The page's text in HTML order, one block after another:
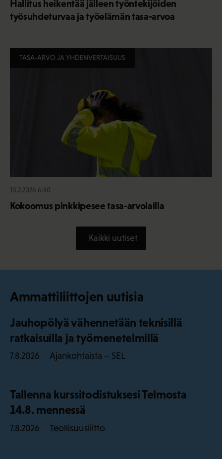
Hallitus heikentää jälleen työntekijöiden
työsuhdeturvaa ja työelämän tasa-arvoa
TASA-ARVO JA YHDENVERTAISUUS
13.2.2026 6:30
Kokoomus pinkkipesee tasa-arvolailla
Kaikki uutiset
Ammattiliittojen uutisia
Jauhopölyä vähennetään teknisillä
ratkaisuilla ja työmenetelmillä
7.8.2026 Ajankohtaista – SEL
Tallenna kurssitodistuksesi Telmosta
14.8. mennessä
7.8.2026 Teollisuusliitto